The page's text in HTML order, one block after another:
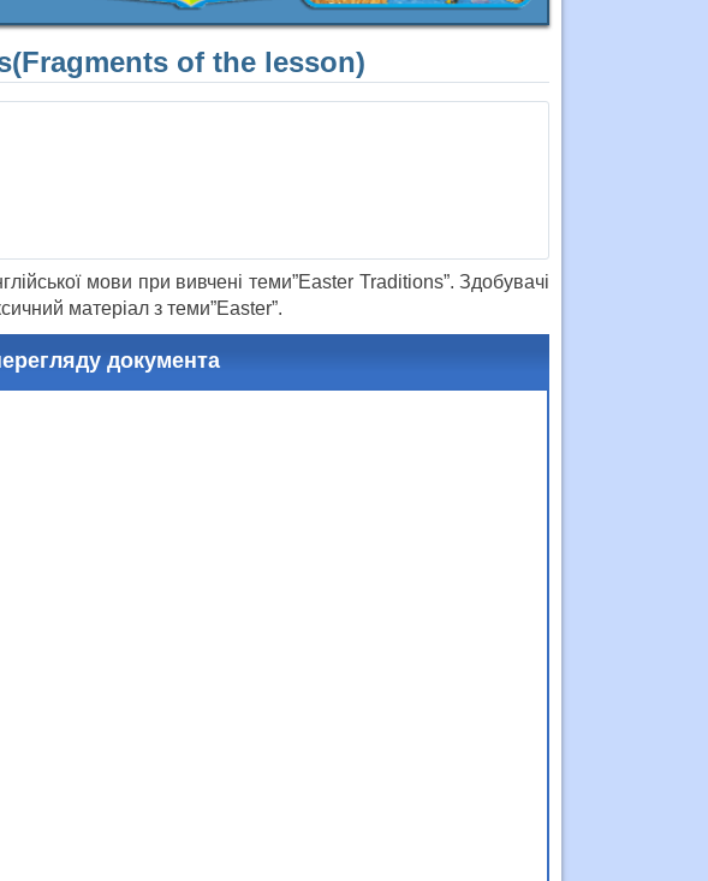
of the lesson)
мови при вивчені теми”Easter Traditions”. Здобувачі
матеріал з теми”Easter”.
документа